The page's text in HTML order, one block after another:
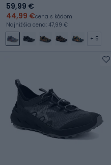
59,99 €
44,99 €cena s kódom
Najnižšia cena: 47,99 €
+ 5